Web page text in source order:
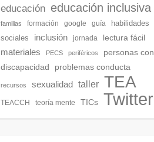
educación educación inclusiva
familias formación google guía
habilidades
sociales
inclusión jornada lectura fácil
materiales PECS periféricos
personas con
discapacidad
problemas conducta
recursos sexualidad taller TEA
TEACCH teoría mente TICs Twitter